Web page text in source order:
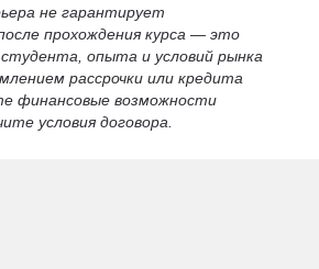
не гарантирует
прохождения курса — это
опыта и условий рынка
рассрочки или кредита
финансовые возможности
условия договора.